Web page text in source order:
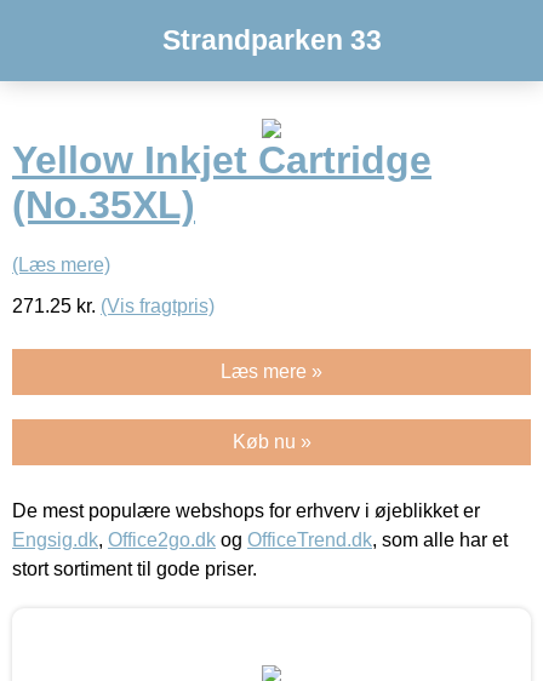
Strandparken 33
Yellow Inkjet Cartridge
(No.35XL)
(Læs mere)
271.25 kr. (Vis fragtpris)
Læs mere »
Køb nu »
De mest populære webshops for erhverv i øjeblikket er
Engsig.dk, Office2go.dk og OfficeTrend.dk, som alle har et
stort sortiment til gode priser.